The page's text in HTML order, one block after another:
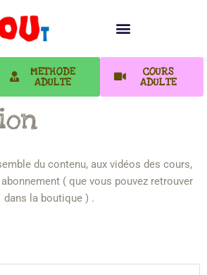
METHODE
ADULTE
COURS
ADULTE
du contenu, aux vidéos des cours,
( que vous pouvez retrouver
dans la boutique ) .